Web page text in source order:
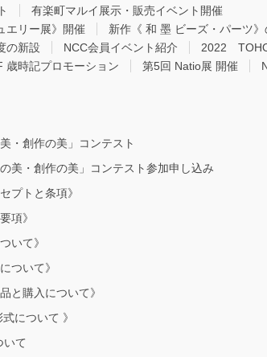
有楽町マルイ展示・販売イベント開催
エリー展》開催
新作《 和 墨 ビーズ・パーツ》
の新設 NCC会員イベント紹介
2022
時記プロモーション 第5回 Natio展 開催
美・創作の美」コンテスト
の美・創作の美」コンテスト参加申し込み
セプトと条項》
項》
いて》
ついて》
品と購入について》
式について 》
いて